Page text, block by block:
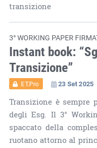
transizione
3° WORKING PAPER
Instant book:
Transizione”
ET.Pro 23 Set 2025
Transizione è sempre
degli Esg. Il 3°
spaccato della
ruotano attorno al